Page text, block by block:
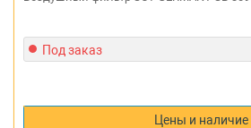
Под заказ
Цены и наличие